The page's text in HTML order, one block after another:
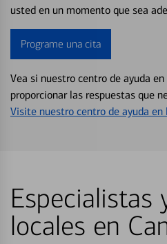
usted en un momento que sea
Programe una cita
Vea si nuestro centro de ayuda
proporcionar las respuestas que
Visite nuestro centro de ayuda en
Especialistas
locales en